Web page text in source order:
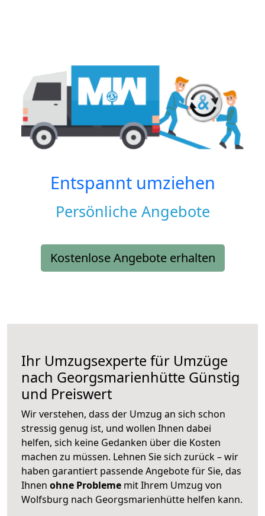
Entspannt umziehen
Persönliche Angebote
Kostenlose Angebote erhalten
Ihr Umzugsexperte für Umzüge
nach Georgsmarienhütte Günstig
und Preiswert
Wir verstehen, dass der Umzug an sich schon
stressig genug ist, und wollen Ihnen dabei
helfen, sich keine Gedanken über die Kosten
machen zu müssen. Lehnen Sie sich zurück – wir
haben garantiert passende Angebote für Sie, das
Ihnen ohne Probleme mit Ihrem Umzug von
Wolfsburg nach Georgsmarienhütte helfen kann.